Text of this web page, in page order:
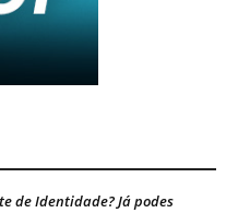
de Identidade? Já podes